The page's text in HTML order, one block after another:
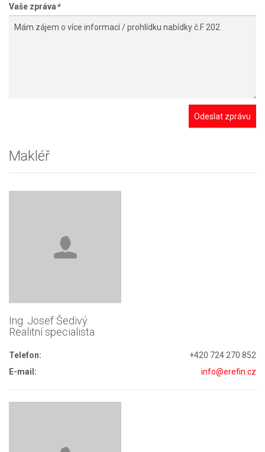
Vaše zpráva*
Odeslat zprávu
Makléř
Ing. Josef Šedivý
Realitní specialista
Telefon:
+420 724 270 852
E-mail:
info@erefin.cz